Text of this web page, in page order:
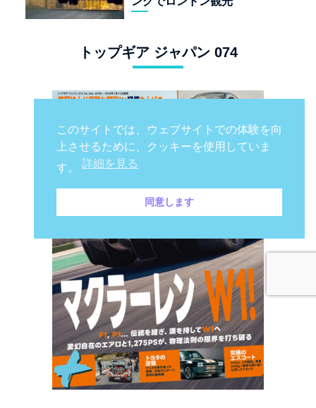
トップギア ジャパン 074
このサイトでは、ウェブサイトでの体験を向
上させるために、クッキーを使用していま
す。 詳細を見る
同意します